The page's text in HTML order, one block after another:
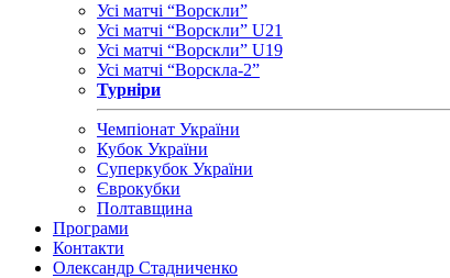
Усі матчі “Ворскли”
Усі матчі “Ворскли” U21
Усі матчі “Ворскли” U19
Усі матчі “Ворскла-2”
Турніри
Чемпіонат України
Кубок України
Суперкубок України
Єврокубки
Полтавщина
Програми
Контакти
Олександр Стадниченко